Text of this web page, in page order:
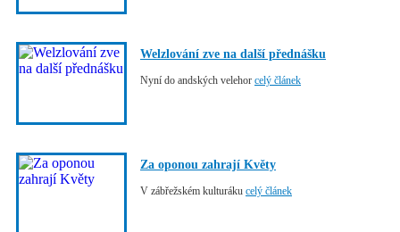
Welzlování zve na další přednášku
Nyní do andských velehor celý článek
Za oponou zahrají Květy
V zábřežském kulturáku celý článek